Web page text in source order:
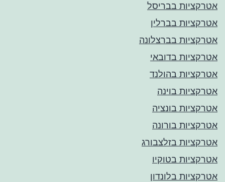
אטרקציות בבריסל
אטרקציות בברלין
אטרקציות בברצלונה
אטרקציות בדובאי
אטרקציות בהולנד
אטרקציות בוינה
אטרקציות בונציה
אטרקציות בורונה
אטרקציות בזלצבורג
אטרקציות בטוקיו
אטרקציות בלונדון